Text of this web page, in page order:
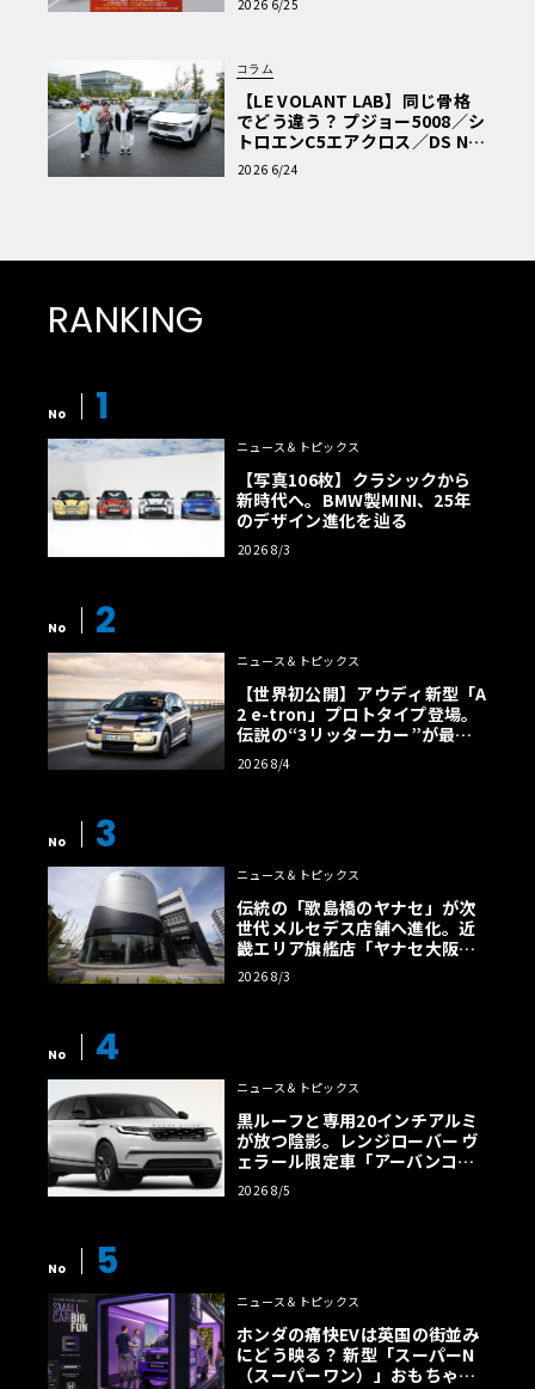
2026 6/25
コラム
【LE VOLANT LAB】同じ骨格
でどう違う？ プジョー5008／シ
トロエンC5エアクロス／DS Nº4
読者一気乗りレポート
2026 6/24
RANKING
No 1
ニュース＆トピックス
【写真106枚】クラシックから
新時代へ。BMW製MINI、25年
のデザイン進化を辿る
2026 8/3
No 2
ニュース＆トピックス
【世界初公開】アウディ新型「A
2 e-tron」プロトタイプ登場。
伝説の“3リッターカー”が最高
効率エントリーBEVとして復活
【画像38枚】
2026 8/4
No 3
ニュース＆トピックス
伝統の「歌島橋のヤナセ」が次
世代メルセデス店舗へ進化。近
畿エリア旗艦店「ヤナセ大阪支
店」がリニューアル
2026 8/3
No 4
ニュース＆トピックス
黒ルーフと専用20インチアルミ
が放つ陰影。レンジローバー ヴ
ェラール限定車「アーバンコン
トラスト・エディション」登場
2026 8/5
No 5
ニュース＆トピックス
ホンダの痛快EVは英国の街並み
にどう映る？ 新型「スーパーN
（スーパーワン）」おもちゃ箱